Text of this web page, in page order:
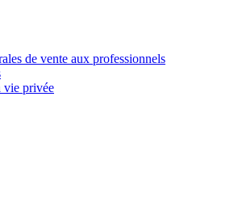
de vente aux professionnels
vie privée